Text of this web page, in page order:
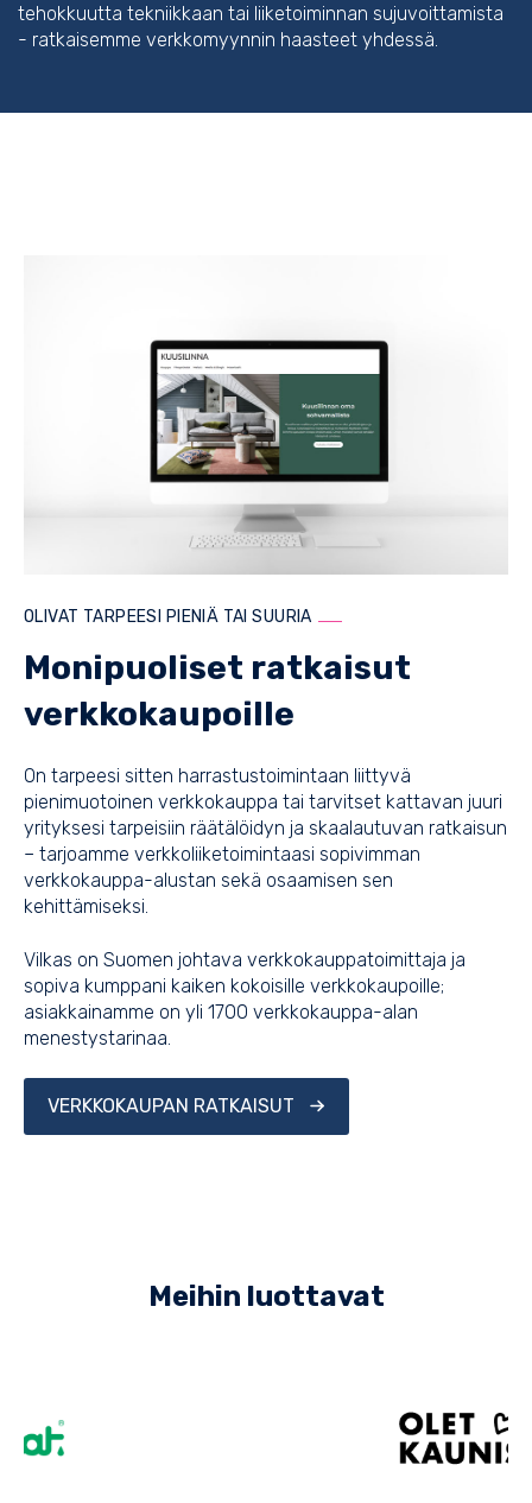
tehokkuutta tekniikkaan tai liiketoiminnan sujuvoittamista
- ratkaisemme verkkomyynnin haasteet yhdessä.
OLIVAT TARPEESI PIENIÄ TAI SUURIA
Monipuoliset ratkaisut
verkkokaupoille
On tarpeesi sitten harrastustoimintaan liittyvä
pienimuotoinen verkkokauppa tai tarvitset kattavan juuri
yrityksesi tarpeisiin räätälöidyn ja skaalautuvan ratkaisun
– tarjoamme verkkoliiketoimintaasi sopivimman
verkkokauppa-alustan sekä osaamisen sen
kehittämiseksi.
Vilkas on Suomen johtava verkkokauppatoimittaja ja
sopiva kumppani kaiken kokoisille verkkokaupoille;
asiakkainamme on yli 1700 verkkokauppa-alan
menestystarinaa.
VERKKOKAUPAN RATKAISUT
Meihin luottavat